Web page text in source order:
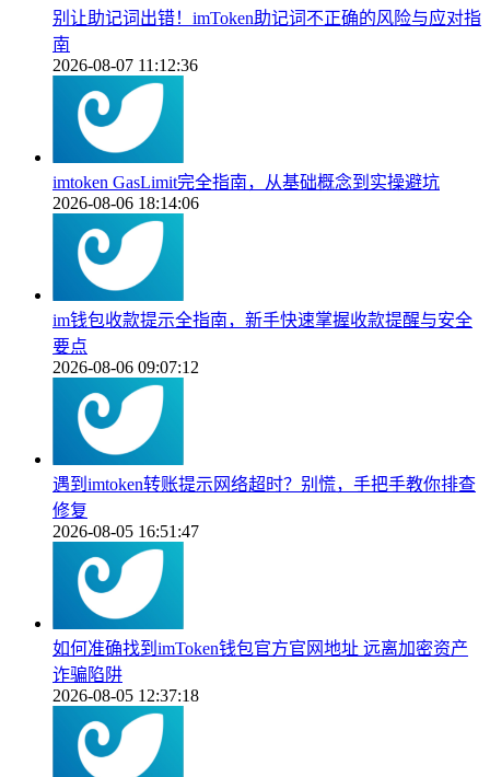
别让助记词出错！imToken助记词不正确的风险与应对指
南
2026-08-07 11:12:36
imtoken GasLimit完全指南，从基础概念到实操避坑
2026-08-06 18:14:06
im钱包收款提示全指南，新手快速掌握收款提醒与安全
要点
2026-08-06 09:07:12
遇到imtoken转账提示网络超时？别慌，手把手教你排查
修复
2026-08-05 16:51:47
如何准确找到imToken钱包官方官网地址 远离加密资产
诈骗陷阱
2026-08-05 12:37:18